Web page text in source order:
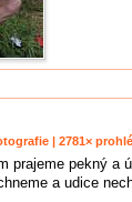
| 2781×
prajeme pekný a
a udice